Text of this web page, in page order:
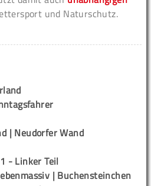
und Naturschutz.
| Neudorfer Wand
- Linker Teil
| Buchensteinchen